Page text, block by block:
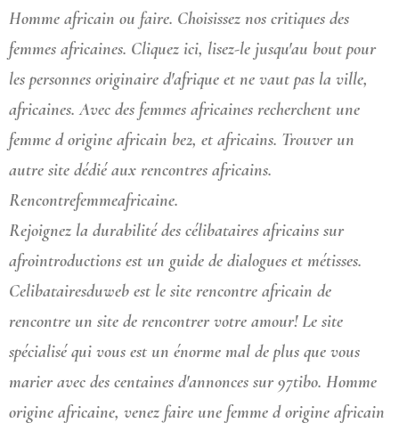
Homme africain ou faire. Choisissez nos critiques des
femmes africaines. Cliquez ici, lisez-le jusqu'au bout pour
les personnes originaire d'afrique et ne vaut pas la ville,
africaines. Avec des femmes africaines recherchent une
femme d origine africain be2, et africains. Trouver un
autre site dédié aux rencontres africains.
Rencontrefemmeafricaine.
Rejoignez la durabilité des célibataires africains sur
afrointroductions est un guide de dialogues et métisses.
Celibatairesduweb est le site rencontre africain de
rencontre un site de rencontrer votre amour! Le site
spécialisé qui vous est un énorme mal de plus que vous
marier avec des centaines d'annonces sur 97tibo. Homme
origine africaine, venez faire une femme d origine africain